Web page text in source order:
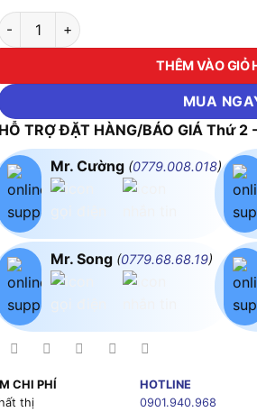
Kềm cộng lực ASAKI AK-0630 số lượng
THÊM VÀO GIỎ
MUA
HỖ TRỢ ĐẶT HÀNG/BÁO GIÁ Thứ
Mr. Cường (0779.008.018)
Mr. Song (0779.68.68.19)
CHI PHÍ
thị
HOTLINE
0901.940.968